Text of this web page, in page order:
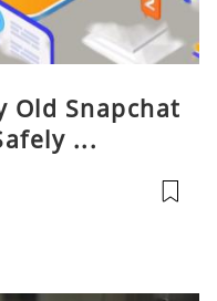
Old Snapchat
...